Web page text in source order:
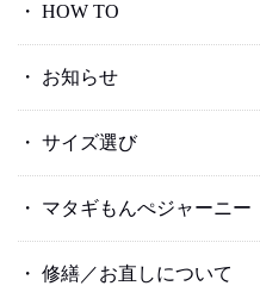
HOW TO
お知らせ
サイズ選び
マタギもんぺジャーニー
修繕／お直しについて